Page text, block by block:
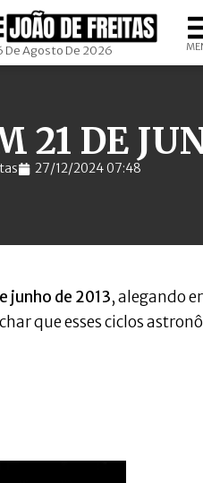
De Agosto De 2026
DE
27/12/2024 07:48
junho de 2013, alegando
que esses ciclos